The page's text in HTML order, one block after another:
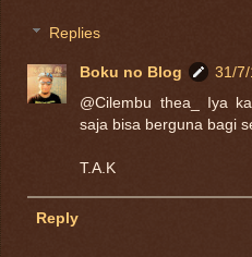
Replies
Boku no Blog
31/
@Cilembu thea_ Iya
saja bisa berguna bagi
T.A.K
Reply